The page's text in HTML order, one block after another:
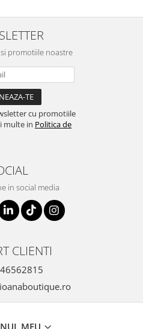
promotiile noastre
cu promotiile
multe in Politica de
in social media
CLIENTI